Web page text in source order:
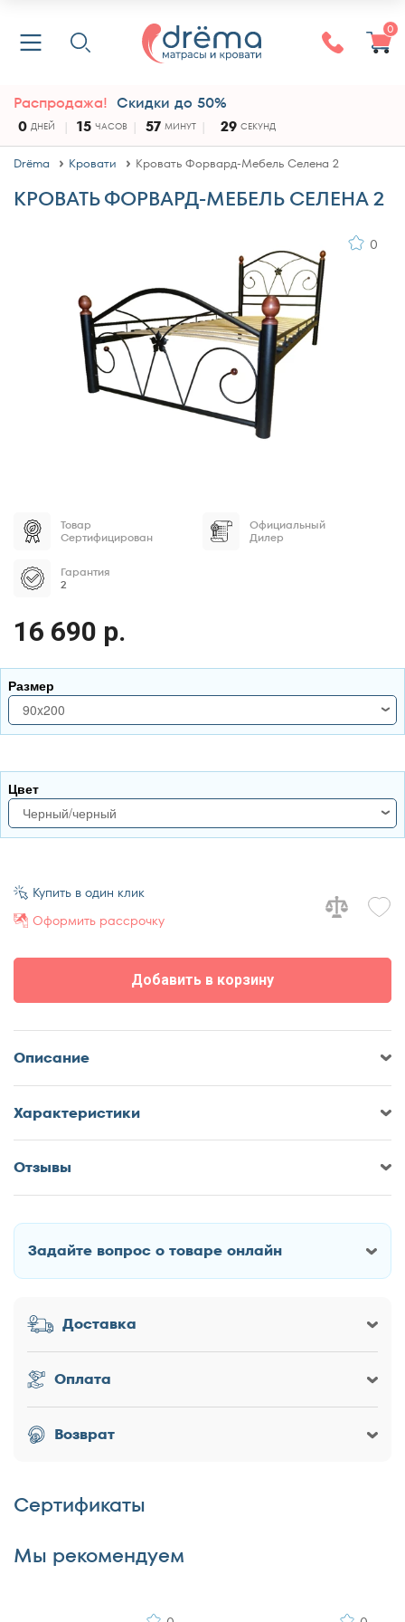
0
Распродажа! Скидки до 50%
0 ДНЕЙ 15 ЧАСОВ 57 МИНУТ 29 СЕКУНД
Drёma Кровати Кровать Форвард-Мебель Селена 2
КРОВАТЬ ФОРВАРД-МЕБЕЛЬ СЕЛЕНА 2
0
Товар
Сертифицирован
Официальный
Дилер
Гарантия
2
16 690 р.
Размер
90x200
90x200
Цвет
Черный/черный
черный/черный
Добавить в корзину
Купить в один клик
Оформить рассрочку
Описание
Характеристики
Отзывы
Оставить отзыв о Кровать
Как Вас зовут?
Заголовок
Оценка товара
Достоинства
Задайте вопрос о товаре онлайн
Доставка
Оплата
Возврат
Сертификаты
Мы рекомендуем